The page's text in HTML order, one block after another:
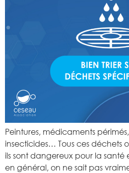
Peintures, médicaments
insecticides… Tous ces déchets
ils sont dangereux pour la santé
en général, on ne sait pas